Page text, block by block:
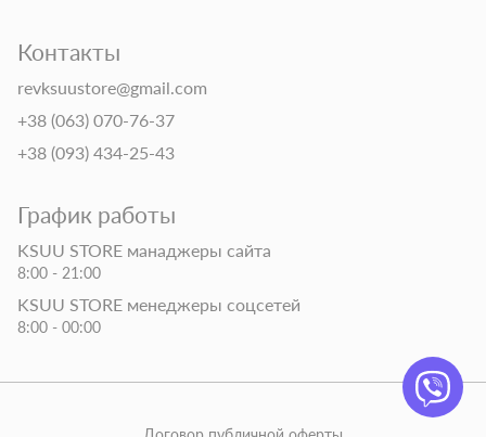
Контакты
revksuustore@gmail.com
+38 (063) 070-76-37
+38 (093) 434-25-43
График работы
KSUU STORE манаджеры сайта
8:00 - 21:00
KSUU STORE менеджеры соцсетей
8:00 - 00:00